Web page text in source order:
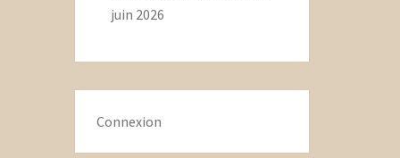
juin 2026
Connexion